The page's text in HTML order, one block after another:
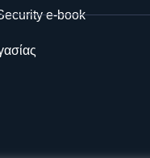
e-book